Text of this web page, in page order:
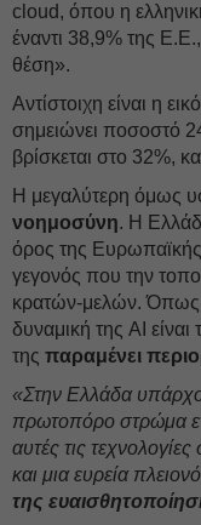
cloud, όπου η
έναντι 38,9% της
θέση».
Αντίστοιχη είναι η
σημειώνει ποσοστό
βρίσκεται στο 32%,
Η μεγαλύτερη όμως
νοημοσύνη. Η
όρος της
γεγονός που την
κρατών-μελών. Όπως
δυναμική της AI
της παραμένει
«Στην Ελλάδα
πρωτοπόρο στρώμα
αυτές τις
και μια ευρεία
της